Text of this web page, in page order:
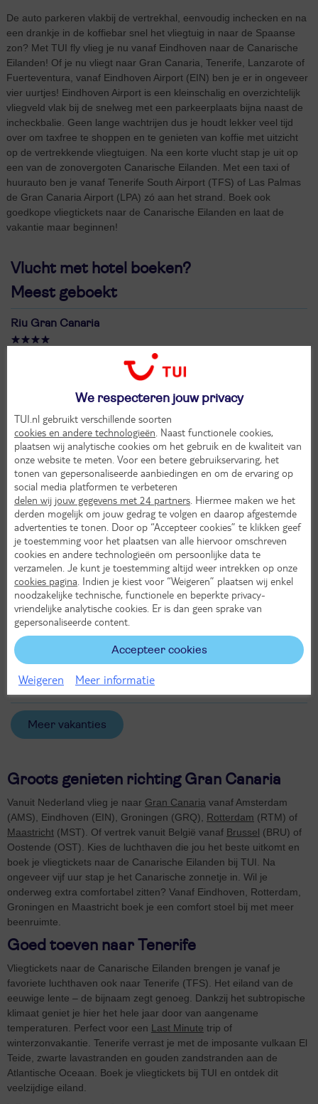
De auto parkeren vlakbij de vertrekhal, eenvoudig inchecken en na
een drankje in de koffiebar snel het vliegtuig in naar de Spaanse
zon? Met TUI fly vlieg je nu vanaf Eindhoven naar de Canarische
Eilanden! Of je nu vliegt naar Gran Canaria, Tenerife, Lanzarote of
Fuerteventura, vanaf Eindhoven Airport (EIN) ben je er in ongeveer
vier uurtjes! Eindhoven Airport is een kleinschalig en overzichtelijk
vliegveld vlak bij de snelweg met een parkeerplaats bijna naast de
incheckbalie. Geen lange wachtrijen dus je houdt lekker veel tijd
over om taxfree te shoppen en te genieten van koffie met uitzicht
op de vertrekkende vliegtuigen. Na een korte vlucht stap je uit op
een van de zonovergoten Canarische Eilanden. Met een taxi of
huurauto ben je vanaf Tenerife South Airport (TFS) of Las Palmas
de Gran Canaria Airport (LPA) zó aan het strand. Boek ook
goedkope vliegtickets naar de Canarische Eilanden en laat de
vakantie maar beginnen!
Vlucht met hotel boeken?
Meest geboekt
Riu Gran Canaria
9,6
Voordeligste keuze
Los Tilos
Spanje Canarische Eilanden
8,8
Meer vakanties
Groots genieten richting Gran Canaria
Vanuit Nederland vlieg je naar Gran Canaria vanaf Amsterdam
(AMS), Eindhoven (EIN), Groningen (GRQ), Rotterdam (RTM) of
Maastricht (MST). Of vertrek vanuit België vanaf Brussel (BRU) of
Oostende (OST). Kies de luchthaven die jou het beste uitkomt en
boek je vliegtickets naar de Canarische Eilanden bij TUI. Na
ongeveer vijf uur stap je het Canarische zonnetje in. Wil je
onderweg extra comfortabel zitten? Vanaf Eindhoven, Rotterdam,
Groningen en Maastricht boek je een comfort stoel bij met meer
beenruimte.
Goed toeven naar Tenerife
Vliegtickets naar de Canarische Eilanden brengen je vanaf je
favoriete luchthaven ook naar Tenerife (TFS). Het eiland van de
eeuwige lente – de bijnaam zegt genoeg. Dankzij het subtropische
klimaat geniet je hier het hele jaar door van aangename
temperaturen. Perfect voor een Last Minute trip of
winterzonvakantie. Tenerife verrast je met de imposante vulkaan El
Teide, zwarte lavastranden en gouden zandstranden aan de
Atlantische Oceaan. Boek je vliegtickets bij TUI en ontdek dit
veelzijdige eiland.
We respecteren jouw privacy
TUI.nl gebruikt verschillende soorten
cookies en andere technologieën . Naast functionele cookies,
plaatsen wij analytische cookies om het gebruik en de kwaliteit van
onze website te meten. Voor een betere gebruikservaring, het
tonen van gepersonaliseerde aanbiedingen en om de ervaring op
social media platformen te verbeteren
delen wij jouw gegevens met 24 partners . Hiermee maken we het
derden mogelijk om jouw gedrag te volgen en daarop afgestemde
advertenties te tonen. Door op “Accepteer cookies” te klikken geef
je toestemming voor het plaatsen van alle hiervoor omschreven
cookies en andere technologieën om persoonlijke data te
verzamelen. Je kunt je toestemming altijd weer intrekken op onze
cookies pagina . Indien je kiest voor “Weigeren” plaatsen wij enkel
noodzakelijke technische, functionele en beperkte privacy-
vriendelijke analytische cookies. Er is dan geen sprake van
gepersonaliseerde content.
Accepteer cookies
Weigeren Meer informatie